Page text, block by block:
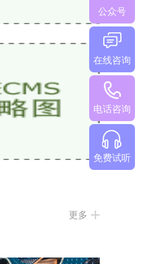
热门机构对比
好？5家热门少儿
更多
公众号
在线咨询
电话咨询
免费试听